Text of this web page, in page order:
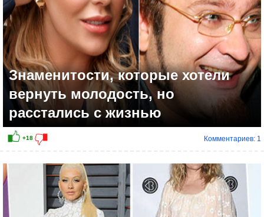
+30
Знаменитости, которые хотели
вернуть молодость, но
расстались с жизнью
Комментариев: 1